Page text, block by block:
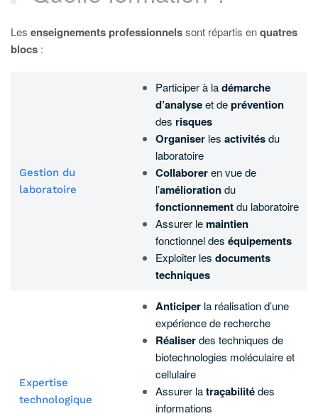
Les enseignements professionnelssont répartis enquatres
blocs :
Gestion du
laboratoire
Participer à ladémarche
d’analyseet deprévention
des risques
Organiser les activitésdu
laboratoire
Collaboreren vue de
l’améliorationdu
fonctionnementdu laboratoire
Assurer lemaintien
fonctionnel des équipements
Exploiter les documents
techniques
Expertise
technologique
Anticiper la réalisation d’une
expérience de recherche
Réaliserdes techniques de
biotechnologies moléculaire et
cellulaire
Assurer latraçabilitédes
informations